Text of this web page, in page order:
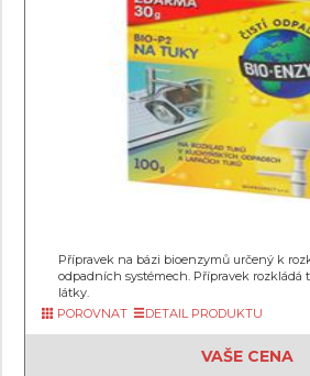
Přípravek na bázi bioenzymů určený k
odpadních systémech. Přípravek rozkládá
látky.
POROVNAT
DETAIL PRODUKTU
VAŠE CENA